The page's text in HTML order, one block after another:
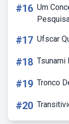
#16 Um
#17 Ufscar
#18 Tsunami
#19 Tronco
#20